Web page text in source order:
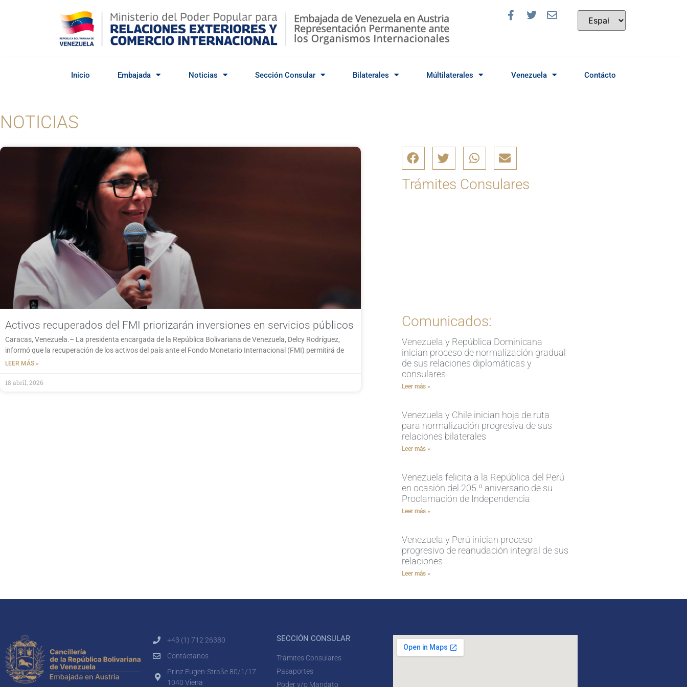
Inicio Embajada Noticias Sección Consular Bilaterales Múltilaterales Venezuela Contácto
NOTICIAS
Activos recuperados del FMI priorizarán inversiones en servicios públicos
Caracas, Venezuela.– La presidenta encargada de la República Bolivariana de Venezuela, Delcy Rodríguez,
informó que la recuperación de los activos del país ante el Fondo Monetario Internacional (FMI) permitirá de
LEER MÁS »
18 abril, 2026
Trámites Consulares
Comunicados:
Venezuela y República Dominicana
inician proceso de normalización gradual
de sus relaciones diplomáticas y
consulares
Leer más »
Venezuela y Chile inician hoja de ruta
para normalización progresiva de sus
relaciones bilaterales
Leer más »
Venezuela felicita a la República del Perú
en ocasión del 205.º aniversario de su
Proclamación de Independencia
Leer más »
Venezuela y Perú inician proceso
progresivo de reanudación integral de sus
relaciones
Leer más »
+43 (1) 712 26380
Contáctanos
Prinz Eugen-Straße 80/1/17
1040 Viena
SECCIÓN CONSULAR
Trámites Consulares
Pasaportes
Poder y/o Mandato